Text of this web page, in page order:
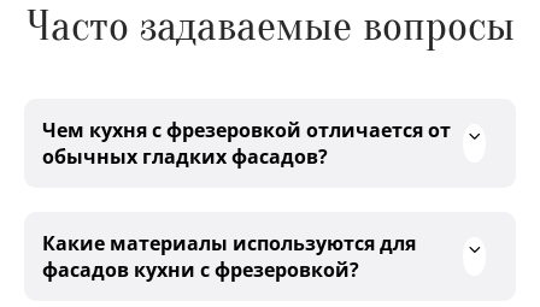
Часто задаваемые вопросы
Чем кухня с фрезеровкой отличается от
обычных гладких фасадов?
Какие материалы используются для
фасадов кухни с фрезеровкой?